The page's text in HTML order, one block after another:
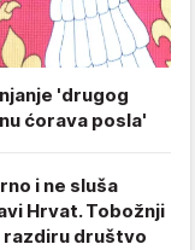
'drugog
ćorava posla'
i ne sluša
Hrvat. Tobožnji
razdiru društvo